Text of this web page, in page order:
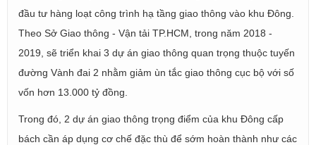
đầu tư hàng loạt công trình hạ tầng giao thông vào khu Đông.
Theo Sở Giao thông - Vận tải TP.HCM, trong năm 2018 -
2019, sẽ triển khai 3 dự án giao thông quan trọng thuộc tuyến
đường Vành đai 2 nhằm giảm ùn tắc giao thông cục bộ với số
vốn hơn 13.000 tỷ đồng.
Trong đó, 2 dự án giao thông trọng điểm của khu Đông cấp
bách cần áp dụng cơ chế đặc thù để sớm hoàn thành như các